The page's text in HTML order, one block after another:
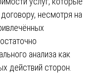
несмотря на
анализа как
действий сторон.